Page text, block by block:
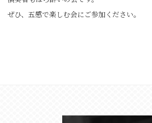
ぜひ、五感で楽しむ会にご参加ください。
圓谷